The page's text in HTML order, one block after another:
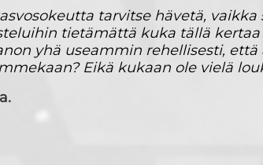
tarvitse hävetä,
tietämättä kuka tällä
yhä useammin rehellisesti,
Eikä kukaan ole vielä